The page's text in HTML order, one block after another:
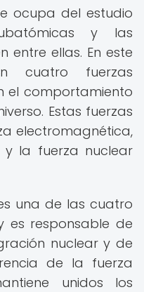
ocupa del estudio
y las
entre ellas. En este
cuatro fuerzas
el comportamiento
Estas fuerzas
electromagnética,
la fuerza nuclear
una de las cuatro
es responsable de
nuclear y de
de la fuerza
unidos los